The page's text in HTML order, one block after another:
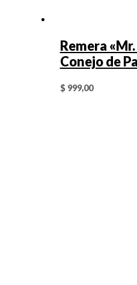
Remera
Conejo de
$999,00